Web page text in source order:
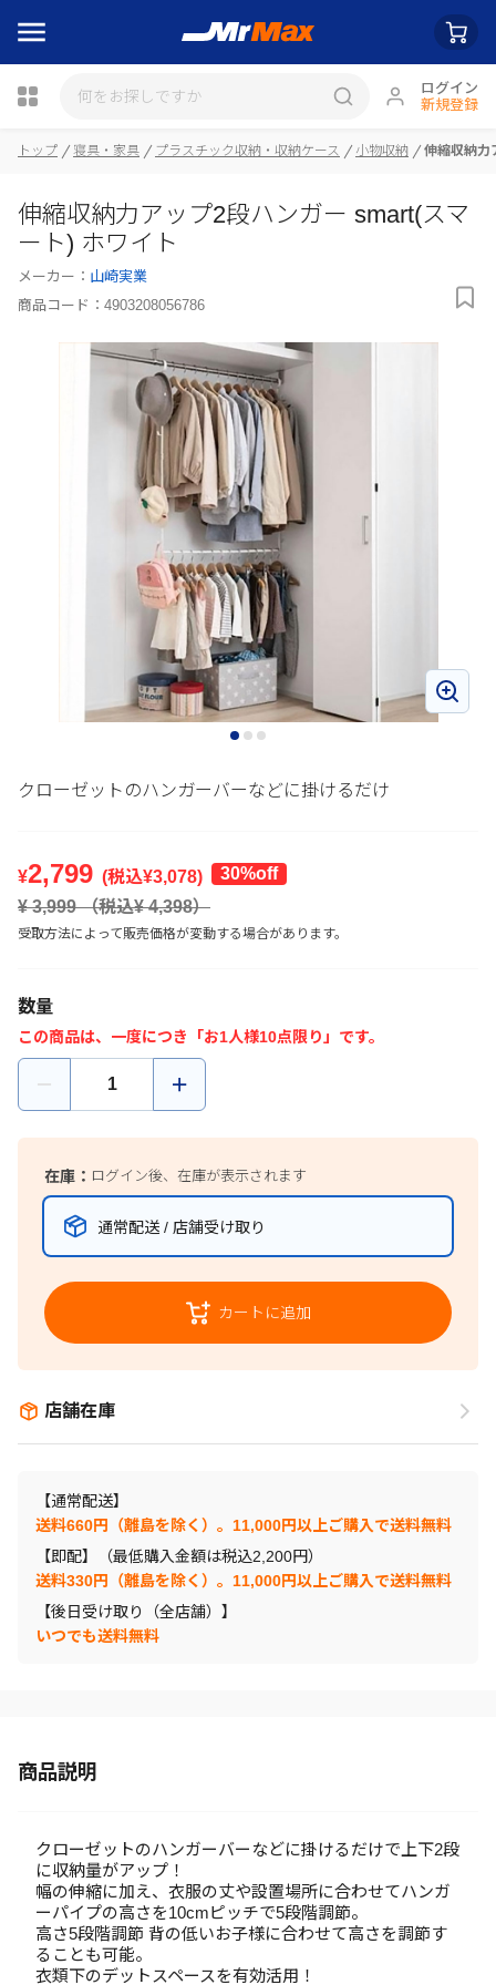
ログイン
新規登録
トップ 寝具・家具 プラスチック収納・収納ケース 小物収納 伸縮収納力
伸縮収納力アップ2段ハンガー smart(スマ
ート) ホワイト
メーカー： 山崎実業
商品コード： 4903208056786
クローゼットのハンガーバーなどに掛けるだけ
¥2,799 (税込¥3,078)
30%off
¥ 3,999（税込¥4,398）
受取方法によって販売価格が変動する場合があります。
数量
この商品は、一度につき「お1人様10点限り」です。
在庫： ログイン後、在庫が表示されます
通常配送 / 店舗受け取り
カートに追加
店舗在庫
【通常配送】
送料660円（離島を除く）。11,000円以上ご購入で送料無料
【即配】（最低購入金額は税込2,200円）
送料330円（離島を除く）。11,000円以上ご購入で送料無料
【後日受け取り（全店舗）】
いつでも送料無料
商品説明
クローゼットのハンガーバーなどに掛けるだけで上下2段
に収納量がアップ！
幅の伸縮に加え、衣服の丈や設置場所に合わせてハンガ
ーパイプの高さを10cmピッチで5段階調節。
高さ5段階調節 背の低いお子様に合わせて高さを調節す
ることも可能。
衣類下のデットスペースを有効活用！